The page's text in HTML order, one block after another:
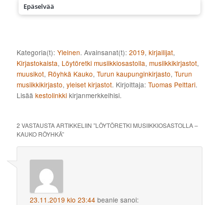
Epäselvää
Kategoria(t):Yleinen. Avainsanat(t):2019,kirjailijat,
Kirjastokaista, Löytöretki musiikkiosastolla, musiikkikirjastot,
muusikot, Röyhkä Kauko,Turun kaupunginkirjasto,Turun
musiikkikirjasto,yleiset kirjastot. Kirjoittaja:Tuomas Pelttari.
Lisääkestolinkki kirjanmerkkeihisi.
2 VASTAUSTA ARTIKKELIIN ”LÖYTÖRETKI MUSIIKKIOSASTOLLA –
KAUKO RÖYHKÄ”
23.11.2019 klo 23:44 beanie sanoi: